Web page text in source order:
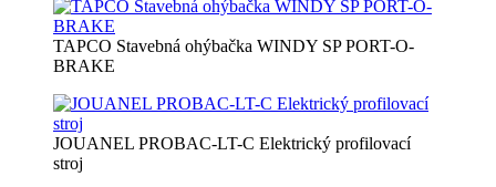
TAPCO Stavebná ohýbačka WINDY SP PORT-O-
BRAKE
JOUANEL PROBAC-LT-C Elektrický profilovací
stroj